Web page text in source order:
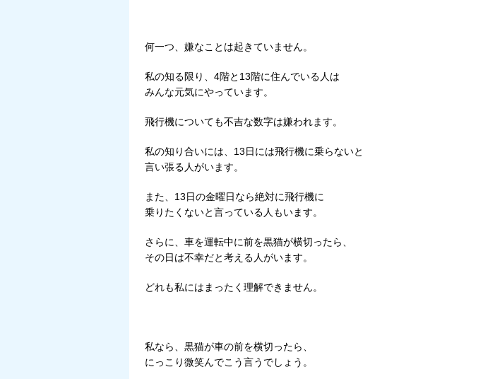
何一つ、嫌なことは起きていません。
私の知る限り、4階と13階に住んでいる人は
みんな元気にやっています。
飛行機についても不吉な数字は嫌われます。
私の知り合いには、13日には飛行機に乗らないと
言い張る人がいます。
また、13日の金曜日なら絶対に飛行機に
乗りたくないと言っている人もいます。
さらに、車を運転中に前を黒猫が横切ったら、
その日は不幸だと考える人がいます。
どれも私にはまったく理解できません。
私なら、黒猫が車の前を横切ったら、
にっこり微笑んでこう言うでしょう。